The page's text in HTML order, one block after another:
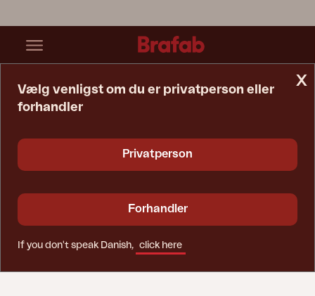
x
Vælg venligst om du er privatperson eller
forhandler
Privatperson
Forhandler
If you don't speak Danish, click here